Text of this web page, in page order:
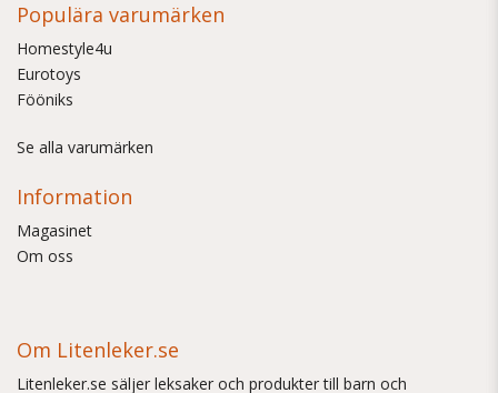
Populära varumärken
Homestyle4u
Eurotoys
Fööniks
Se alla varumärken
Information
Magasinet
Om oss
Om Litenleker.se
Litenleker.se säljer leksaker och produkter till barn och